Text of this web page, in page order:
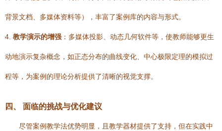
背景文档、多媒体资料等），丰富了案例库的内容与形式。
4. 教学演示的增强 ：多媒体投影、动态几何软件等，使教师能够更生
动地演示复杂概念，如正态分布的曲线变化、中心极限定理的模拟过
程等，为案例的理论分析提供了清晰的视觉支撑。
四、 面临的挑战与优化建议
尽管案例教学法优势明显，且教学器材提供了支持，但在实践中